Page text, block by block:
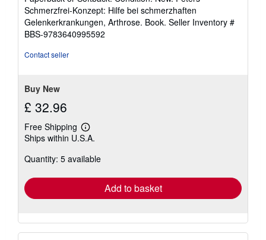
5
out
of
5
Schmerzfrei-Konzept: Hilfe bei schmerzhaften
Gelenkerkrankungen, Arthrose. Book. Seller Inventory #
BBS-9783640995592
Contact seller
Buy New
£ 32.96
Free Shipping
Learn
more
shipping
Ships within U.S.A.
Quantity: 5 available
Add to basket